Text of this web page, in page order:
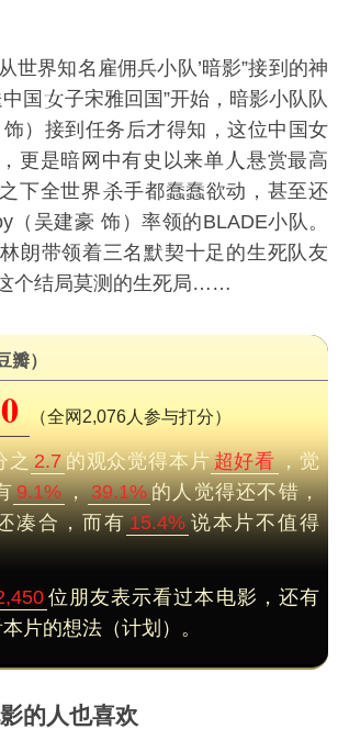
世界知名雇佣兵小队’暗影”接到的神
国
子宋雅回国”开始，暗影小队队
）接到任务后才得知，这位中国女
更是暗网中有史以来单
悬赏最高
下全世界
手都蠢蠢欲动，甚至还
（吴建豪 饰）率领的BLADE小队。
朗带领着三名默契十足的生死队友
个结局莫测的生死局……
瓣）
（全网2,076人参与打分）
之2.7的观众觉得本片超好看，觉
9.1%，39.1%的人觉得还不错，
凑合，而有15.4%说本片不值得
位朋友表示看过本电影，还有
片的想法（计划）。
的人也喜欢